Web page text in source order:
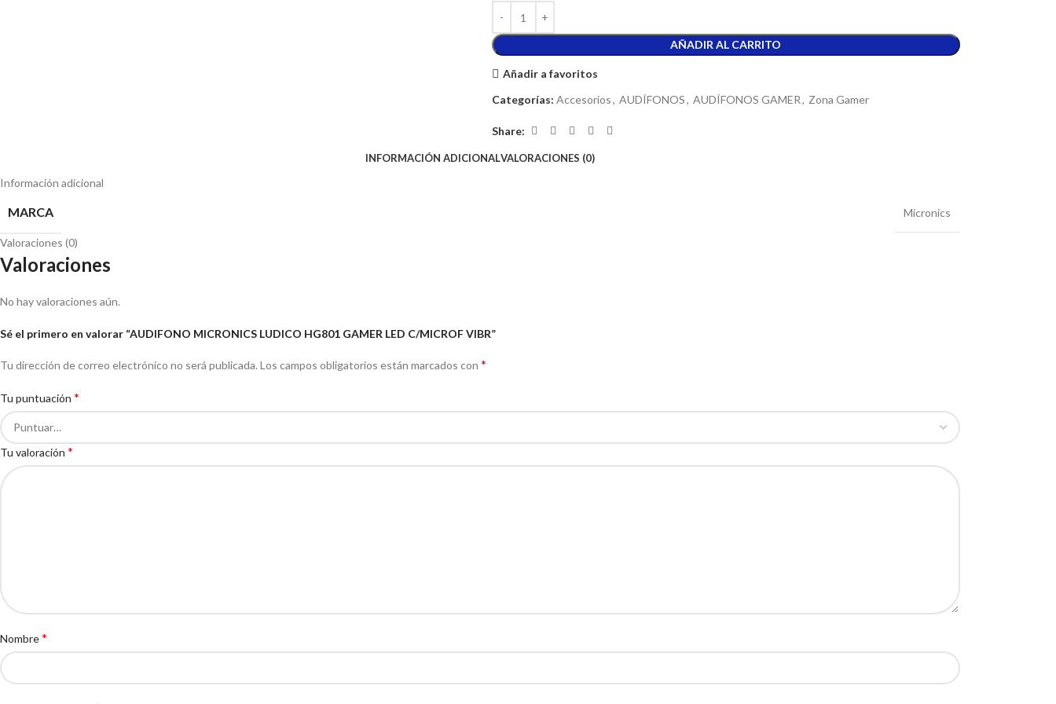
AÑADIR AL CARRITO
Añadir a favoritos
Categorías: Accesorios, AUDÍFONOS, AUDÍFONOS GAMER, Zona Gamer
Share:
INFORMACIÓN ADICIONALVALORACIONES (0)
Información adicional
MARCA Micronics
Valoraciones (0)
Valoraciones
No hay valoraciones aún.
Sé el primero en valorar “AUDIFONO MICRONICS LUDICO HG801 GAMER LED C/MICROF VIBR”
Tu dirección de correo electrónico no será publicada.Los campos obligatorios están marcados con *
Tu puntuación *
Tu valoración *
Nombre*